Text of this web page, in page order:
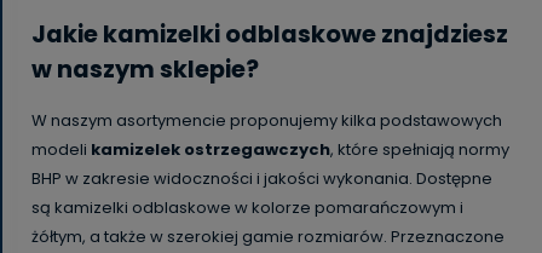
Jakie kamizelki odblaskowe znajdziesz
w naszym sklepie?
W naszym asortymencie proponujemy kilka podstawowych
modeli kamizelek ostrzegawczych, które spełniają normy
BHP w zakresie widoczności i jakości wykonania. Dostępne
są kamizelki odblaskowe w kolorze pomarańczowym i
żółtym, a także w szerokiej gamie rozmiarów. Przeznaczone